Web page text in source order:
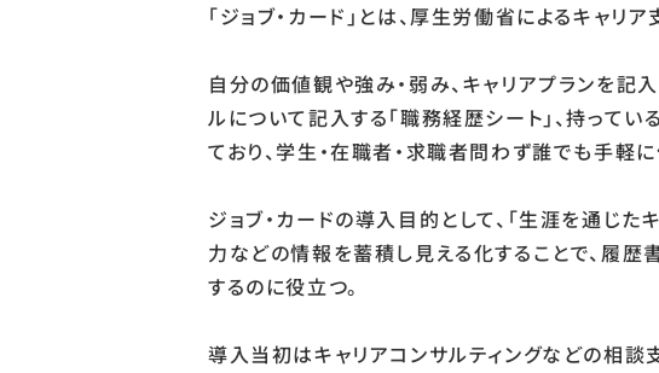
「ジョブ・カード」とは、厚生労働省によるキャリ
自分の価値観や強み・弱み、キャリアプランを記
ルについて記入する「職務経歴シート」、持って
ており、学生・在職者・求職者問わず誰でも手軽
ジョブ・カードの導入目的として、「生涯を通じ
力などの情報を蓄積し見える化することで、履
するのに役立つ。
導入当初はキャリアコンサルティングなどの相